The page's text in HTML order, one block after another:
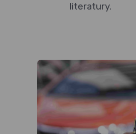
literatury.